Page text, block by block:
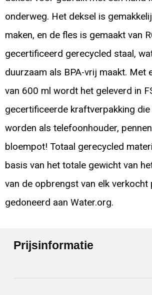
onderweg. Het deksel is
maken, en de fles is gemaakt van
gecertificeerd gerecycled staal,
duurzaam als BPA-vrij maakt. Met
van 600 ml wordt het geleverd in
gecertificeerde kraftverpakking
worden als telefoonhouder,
bloempot! Totaal gerecycled
basis van het totale gewicht van
van de opbrengst van elk
gedoneerd aan Water.org.
Prijsinformatie